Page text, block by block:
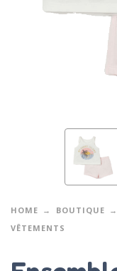
HOME
BOUTIQUE
VÊTEMENTS